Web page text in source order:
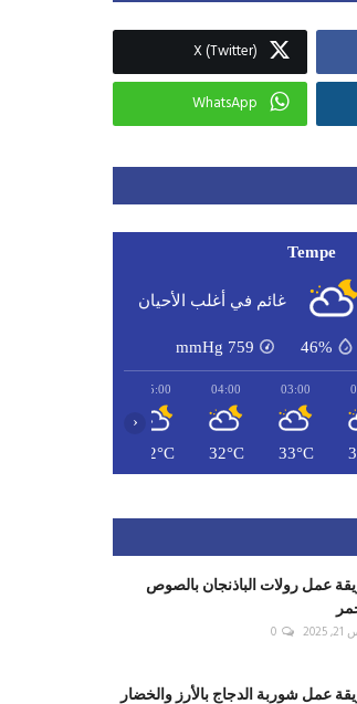
X (Twitter)
WhatsApp
Tempe
غائم في أغلب الأحيان
46%
759
mmHg
03:00
33°C
04:00
32°C
05:00
32°C
‹
عمل رولات الباذنجان بالصوص
0
عمل شوربة الدجاج بالأرز والخضار